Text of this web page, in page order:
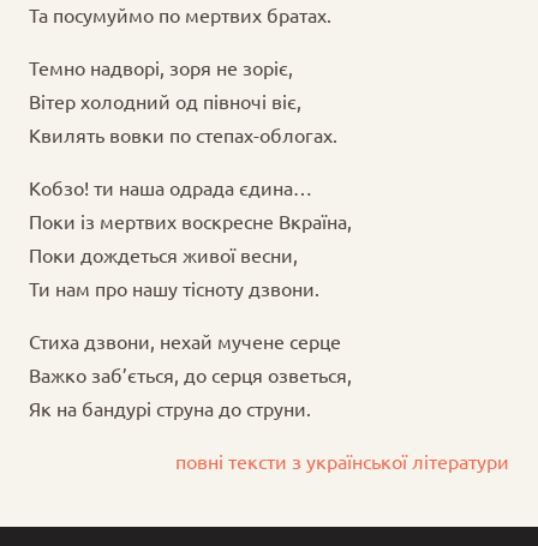
Та посумуймо по мертвих братах.
Темно надворі, зоря не зоріє,
Вітер холодний од півночі віє,
Квилять вовки по степах-облогах.
Кобзо! ти наша одрада єдина…
Поки із мертвих воскресне Вкраїна,
Поки дождеться живої весни,
Ти нам про нашу тісноту дзвони.
Стиха дзвони, нехай мучене серце
Важко заб’ється, до серця озветься,
Як на бандурі струна до струни.
повні тексти з української літератури